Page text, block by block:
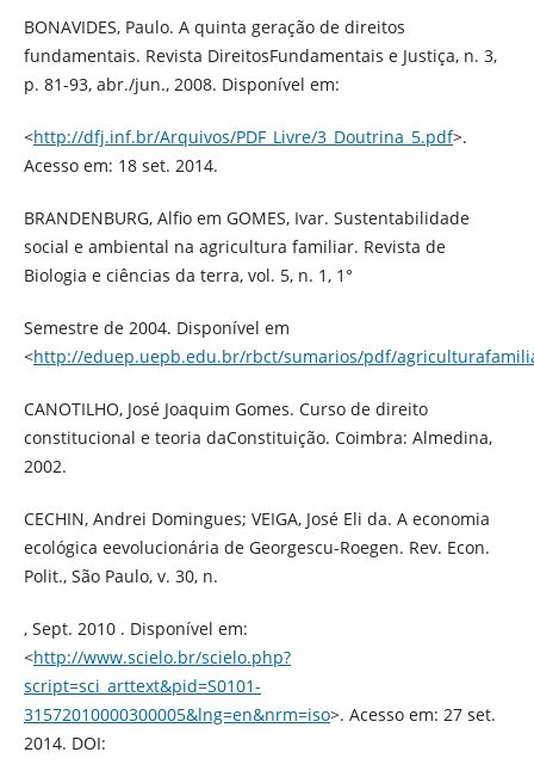
BONAVIDES, Paulo. A quinta geração de direitos
fundamentais. Revista DireitosFundamentais e Justiça, n. 3,
p. 81-93, abr./jun., 2008. Disponível em:
<http://dfj.inf.br/Arquivos/PDF_Livre/3_Doutrina_5.pdf>.
Acesso em: 18 set. 2014.
BRANDENBURG, Alfio em GOMES, Ivar. Sustentabilidade
social e ambiental na agricultura familiar. Revista de
Biologia e ciências da terra, vol. 5, n. 1, 1°
Semestre de 2004. Disponível em
<http://eduep.uepb.edu.br/rbct/sumarios/pdf/
CANOTILHO, José Joaquim Gomes. Curso de direito
constitucional e teoria daConstituição. Coimbra: Almedina,
2002.
CECHIN, Andrei Domingues; VEIGA, José Eli da. A economia
ecológica eevolucionária de Georgescu-Roegen. Rev. Econ.
Polit., São Paulo, v. 30, n.
, Sept. 2010 . Disponível em:
<http://www.scielo.br/scielo.php?
script=sci_arttext&pid=S0101-
31572010000300005&lng=en&nrm=iso>. Acesso em: 27 set.
2014. DOI: